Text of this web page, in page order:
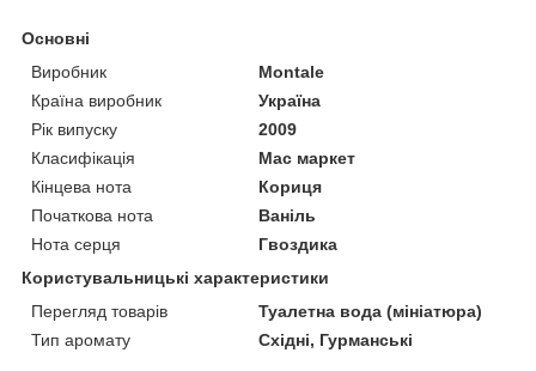
Основні
Виробник
Montale
Країна виробник
Україна
Рік випуску
2009
Класифікація
Мас маркет
Кінцева нота
Кориця
Початкова нота
Ваніль
Нота серця
Гвоздика
Користувальницькі характеристики
Перегляд товарів
Туалетна вода (мініатюра)
Тип аромату
Східні, Гурманські